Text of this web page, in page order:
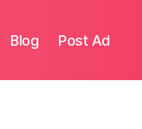
Blog Post Ad